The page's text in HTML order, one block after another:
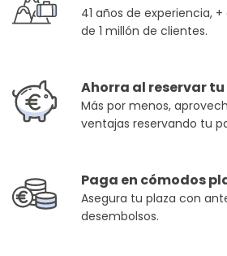
41 años de experiencia,
de 1 millón de clientes.
Ahorra al reservar
Más por menos,
ventajas reservando tu
Paga en cómodos
Asegura tu plaza con
desembolsos.